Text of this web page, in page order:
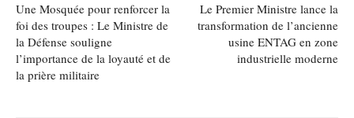
Une Mosquée pour renforcer la
foi des troupes : Le Ministre de
la Défense souligne
l’importance de la loyauté et de
la prière militaire
Le Premier Ministre lance la
transformation de l’ancienne
usine ENTAG en zone
industrielle moderne